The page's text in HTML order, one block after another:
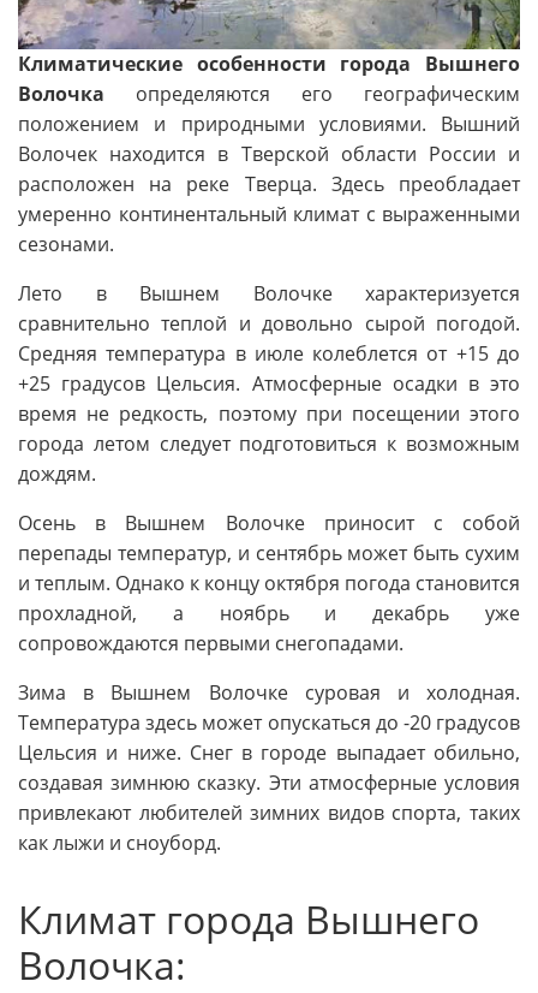
Климатические особенности города Вышнего
Волочка определяются его географическим
положением и природными условиями. Вышний
Волочек находится в Тверской области России и
расположен на реке Тверца. Здесь преобладает
умеренно континентальный климат с выраженными
сезонами.
Лето в Вышнем Волочке характеризуется
сравнительно теплой и довольно сырой погодой.
Средняя температура в июле колеблется от +15 до
+25 градусов Цельсия. Атмосферные осадки в это
время не редкость, поэтому при посещении этого
города летом следует подготовиться к возможным
дождям.
Осень в Вышнем Волочке приносит с собой
перепады температур, и сентябрь может быть сухим
и теплым. Однако к концу октября погода становится
прохладной, а ноябрь и декабрь уже
сопровождаются первыми снегопадами.
Зима в Вышнем Волочке суровая и холодная.
Температура здесь может опускаться до -20 градусов
Цельсия и ниже. Снег в городе выпадает обильно,
создавая зимнюю сказку. Эти атмосферные условия
привлекают любителей зимних видов спорта, таких
как лыжи и сноуборд.
Климат города Вышнего
Волочка: